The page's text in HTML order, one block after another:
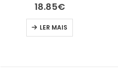
18.85€
LER MAIS